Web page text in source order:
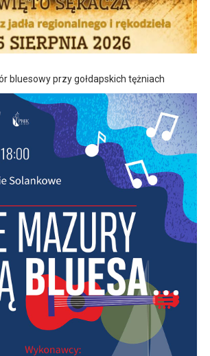
bluesowy przy gołdapskich tężniach